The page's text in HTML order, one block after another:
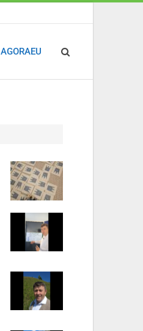
AGORAEU